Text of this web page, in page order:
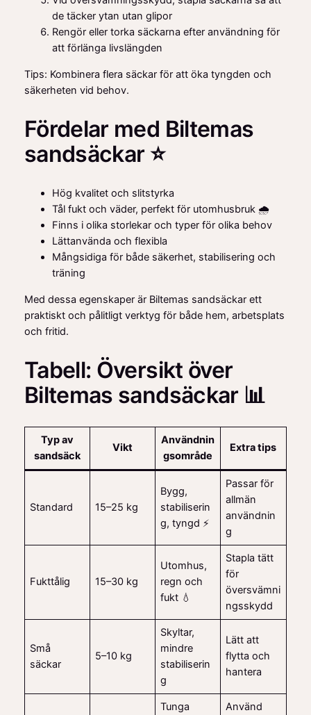
de täcker ytan utan glipor
Rengör eller torka säckarna efter användning för
att förlänga livslängden
Tips: Kombinera flera säckar för att öka tyngden och
säkerheten vid behov.
Fördelar med Biltemas
sandsäckar ⭐
Hög kvalitet och slitstyrka
Tål fukt och väder, perfekt för utomhusbruk 🌧️
Finns i olika storlekar och typer för olika behov
Lättanvända och flexibla
Mångsidiga för både säkerhet, stabilisering och
träning
Med dessa egenskaper är Biltemas sandsäckar ett
praktiskt och pålitligt verktyg för både hem, arbetsplats
och fritid.
Tabell: Översikt över
Biltemas sandsäckar 📊
Typ av
sandsäck
Vikt
Användnin
gsområde
Extra tips
Standard 15–25 kg
Bygg,
stabiliserin
g, tyngd ⚡
Passar för
allmän
användnin
g
Fukttålig 15–30 kg
Utomhus,
regn och
fukt 💧
Stapla tätt
för
översvämni
ngsskydd
Små
säckar
5–10 kg
Skyltar,
mindre
stabiliserin
g
Lätt att
flytta och
hantera
Tunga
Använd